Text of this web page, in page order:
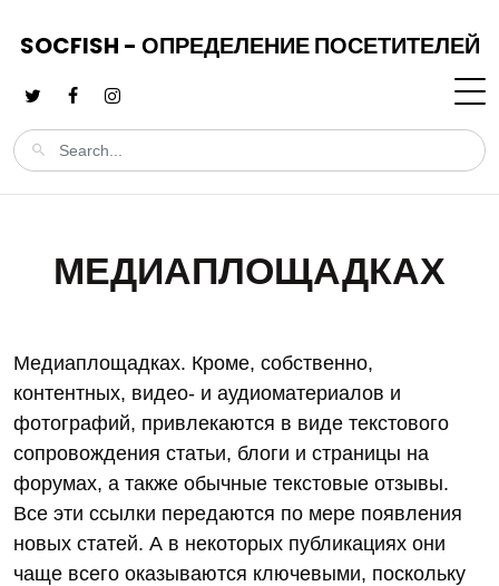
SOCFISH - ОПРЕДЕЛЕНИЕ ПОСЕТИТЕЛЕЙ
МЕДИАПЛОЩАДКАХ
Медиаплощадках. Кроме, собственно,
контентных, видео- и аудиоматериалов и
фотографий, привлекаются в виде текстового
сопровождения статьи, блоги и страницы на
форумах, а также обычные текстовые отзывы.
Все эти ссылки передаются по мере появления
новых статей. А в некоторых публикациях они
чаще всего оказываются ключевыми, поскольку